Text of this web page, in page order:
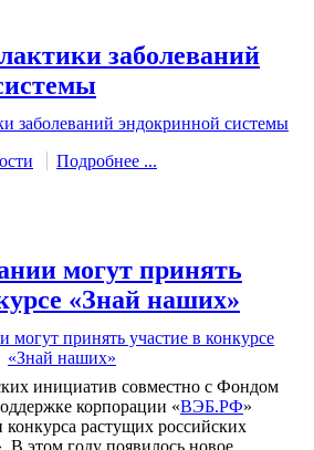
заболеваний
Подробнее ...
могут принять
«Знай наших»
инициатив совместно с Фондом
корпорации «ВЭБ.РФ»
конкурса растущих российских
В этом году появилось новое